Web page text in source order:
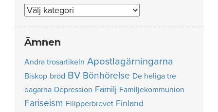
Nummer
Ämnen
Andra trosartikeln Apostlagärningarna
Biskop bröd BV Bönhörelse De heliga tre
dagarna Depression Familj Familjekommunion
Fariseism Filipperbrevet Finland